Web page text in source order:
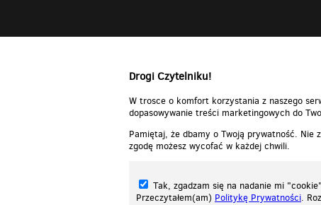
Drogi Czytelniku!
W trosce o komfort korzystania z naszego
dopasowywanie treści marketingowych do
Pamiętaj, że dbamy o Twoją prywatność. Nie
zgodę możesz wycofać w każdej chwili.
Tak, zgadzam się na nadanie mi
Przeczytałem(am) Politykę Prywatności.